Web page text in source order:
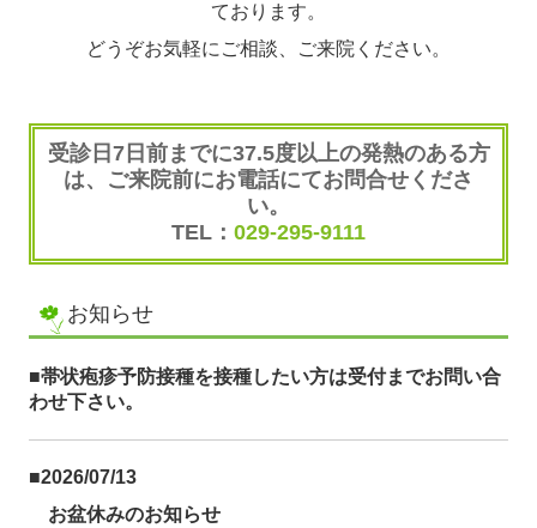
ております。
どうぞお気軽にご相談、ご来院ください。
受診日7日前までに37.5度以上の発熱のある方
は、 ご来院前にお電話にてお問合せくださ
い。
TEL： 029-295-9111
お知らせ
■帯状疱疹予防接種を接種したい方は受付までお問い合
わせ下さい。
■2026/07/13
お盆休みのお知らせ